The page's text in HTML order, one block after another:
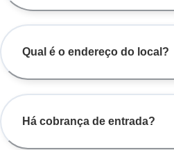
Qual é o endereço do local?
Há cobrança de entrada?